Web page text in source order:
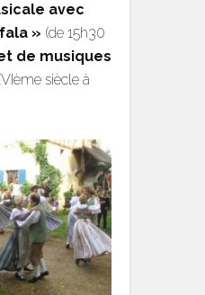
avec
» (de 15h30
de musiques
siècle à